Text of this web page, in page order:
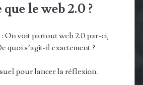
que le web 2.0 ?
: On voit partout web 2.0 par-ci,
quoi s’agit-il exactement ?
pour lancer la réflexion.